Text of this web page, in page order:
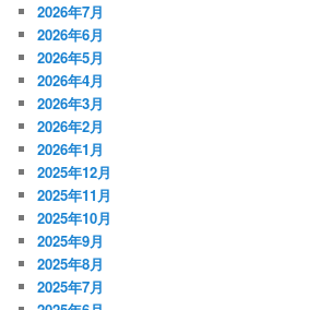
2026年7月
2026年6月
2026年5月
2026年4月
2026年3月
2026年2月
2026年1月
2025年12月
2025年11月
2025年10月
2025年9月
2025年8月
2025年7月